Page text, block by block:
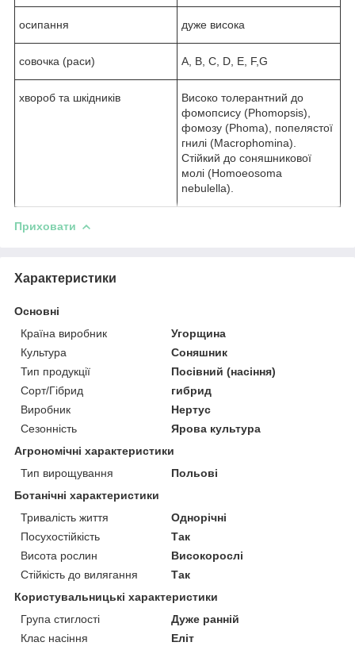
осипання дуже висока
совочка (раси) А, В, С, D, E, F,G
хвороб та шкідників
Високо толерантний до
фомопсису (Phomopsis),
фомозу (Phoma), попелястої
гнилі (Macrophomina).
Стійкий до соняшникової
молі (Homoeosoma
nebulella).
Приховати
Характеристики
Основні
Країна виробник
Угорщина
Культура
Соняшник
Тип продукції
Посівний (насіння)
Сорт/Гібрид
гибрид
Виробник
Нертус
Сезонність
Ярова культура
Агрономічні характеристики
Тип вирощування
Польові
Ботанічні характеристики
Тривалість життя
Однорічні
Посухостійкість
Так
Висота рослин
Високорослі
Стійкість до вилягання
Так
Користувальницькі характеристики
Група стиглості
Дуже ранній
Клас насіння
Еліт